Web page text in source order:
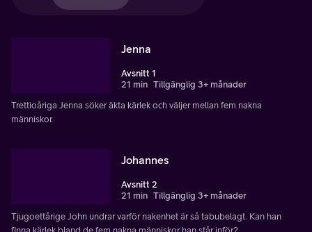
Jenna
Avsnitt 1
21 min Tillgänglig 3+ månader
Trettioåriga Jenna söker äkta kärlek och väljer mellan fem nakna
människor.
Johannes
Avsnitt 2
21 min Tillgänglig 3+ månader
Tjugoettårige John undrar varför nakenhet är så tabubelagt. Kan han